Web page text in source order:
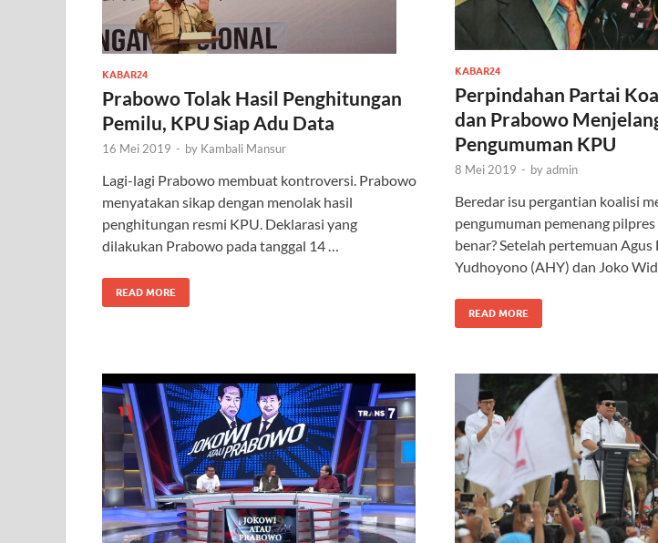
KABAR24
Prabowo Tolak Hasil Penghitungan
Pemilu, KPU Siap Adu Data
16 Mei 2019 - by Kambali Mansur
Lagi-lagi Prabowo membuat kontroversi. Prabowo
menyatakan sikap dengan menolak hasil
penghitungan resmi KPU. Deklarasi yang
dilakukan Prabowo pada tanggal 14 …
READ MORE
KABAR24
Perpindahan Partai
dan Prabowo
Pengumuman KPU
8 Mei 2019 - byadmin
Beredar isu pergantian koalisi
pengumuman pemenang
benar? Setelah pertemuan
Yudhoyono (AHY) dan Joko
READ MORE